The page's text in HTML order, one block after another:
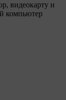
видеокарту и
компьютер